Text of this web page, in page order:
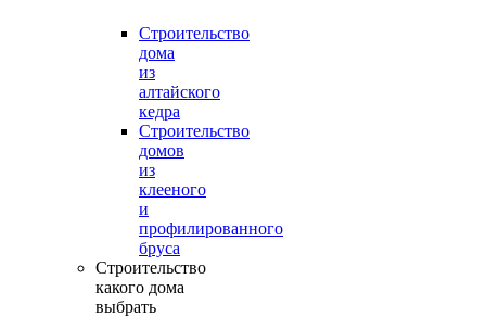
Строительство
дома
из
алтайского
кедра
Строительство
домов
из
клееного
и
профилированного
бруса
Строительство
какого дома
выбрать